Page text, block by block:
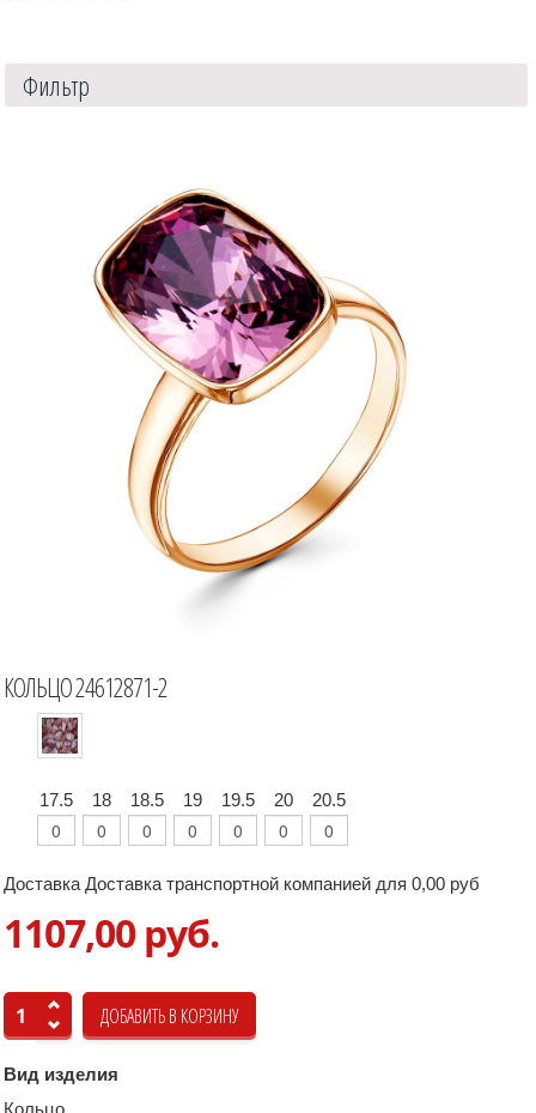
Фильтр
КОЛЬЦО 24612871-2
17.5 18 18.5 19 19.5 20 20.5
Доставка Доставка транспортной компанией для 0,00 руб
1107,00 руб.
Вид изделия
Кольцо